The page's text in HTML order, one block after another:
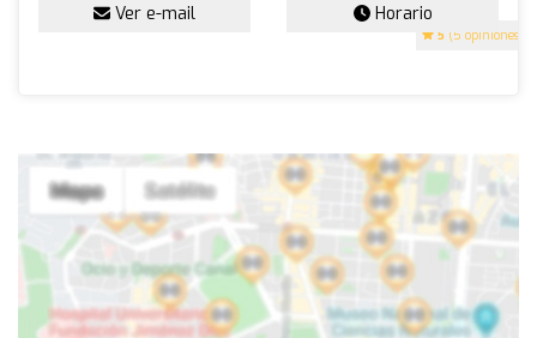
5 (5 opiniones)
Ver e-mail Horario